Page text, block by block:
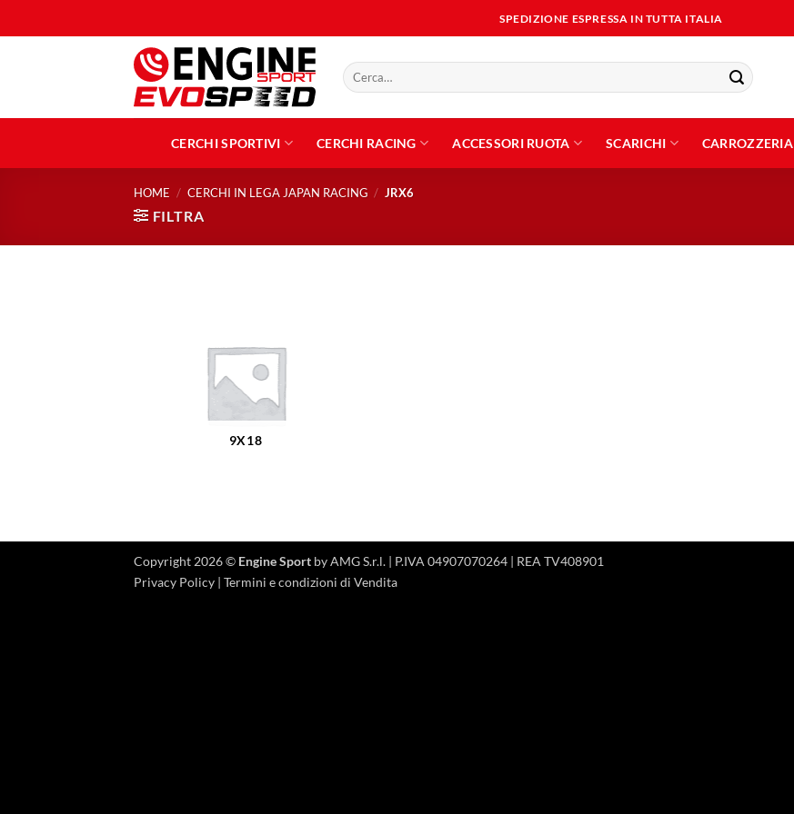
ai
SPEDIZIONE ESPRESSA IN TUTTA ITALIA
Cerca:
CERCHI SPORTIVI CERCHI RACING ACCESSORI RUOTA SCARICHI CARROZZERIA
HOME / CERCHI IN LEGA JAPAN RACING / JRX6
FILTRA
9X18
Copyright 2026 © Engine Sport by AMG S.r.l. | P.IVA 04907070264 | REA TV408901
Privacy Policy | Termini e condizioni di Vendita